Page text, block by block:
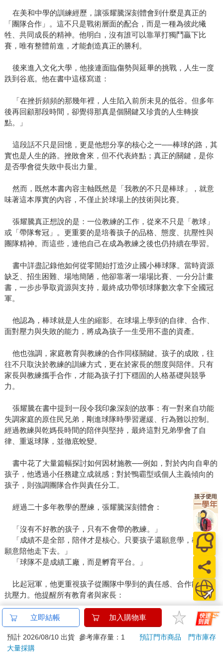
在美和中學的訓練經歷，讓張耀騰深刻體會到什麼是真正的
「團隊合作」。這不只是戰術層面的配合，而是一種為彼此犧
牲、共同成長的精神。他明白，沒有誰可以靠單打獨鬥贏下比
賽，唯有整體前進，才能創造真正的勝利。
後來進入文化大學，他接連面臨傷勢與延畢的挑戰，人生一度
跌到谷底。他在書中這樣寫道：
「在挫折頻頻的那幾年裡，人生陷入前所未見的低谷。但多年
後再回顧那段時間，卻覺得那真是個關鍵又珍貴的人生轉捩
點。」
這段話不只是回憶，更是他想分享的核心之一──棒球的路，其
實也是人生的路。挫敗會來，但不代表終點；真正的關鍵，是你
是否學會從失敗中長出力量。
然而，既然本書內容主軸既然是「我教的不只是棒球」，就意
味著這本厚實的內容，不僅止於球場上的技術與比賽。
張耀騰真正想說的是：一位教練的工作，從來不只是「教球」
或「帶隊奪冠」。更重要的是培養孩子的品格、態度、抗壓性與
團隊精神。而這些，連他自己在成為教練之後也仍持續在學習。
書中詳盡記錄他如何從零開始打造汐止國小棒球隊。當時資源
缺乏、招生困難、場地簡陋，他卻靠著一場場比賽、一分分計畫
書，一步步爭取資源與支持，最終成功帶領球隊數次拿下全國冠
軍。
他認為，棒球就是人生的縮影。在球場上學到的自律、合作、
面對壓力與失敗的能力，將成為孩子一生受用不盡的資產。
他也強調，家庭教育與教練的合作同樣關鍵。孩子的成敗，往
往不只取決於教練的訓練方式，更在於家長的態度與陪伴。只有
家長與教練攜手合作，才能為孩子打下穩固的人格基礎與競爭
力。
張耀騰在書中提到一段令我印象深刻的故事：有一對來自功能
失調家庭的原住民兄弟，剛進球隊時學習遲緩、行為難以控制。
經過教練與乾媽長時間的陪伴與堅持，最終這對兄弟學會了自
律、重返球隊，並徹底蛻變。
書中花了大量篇幅探討如何因材施教──例如，對於內向自卑的
孩子，他透過小任務建立成就感；對於鴨霸型或個人主義傾向的
孩子，則強調團隊合作與責任分工。
經過二十多年教學的歷練，張耀騰深刻體會：
「沒有不好教的孩子，只有不會帶的教練。」
「成績不是全部，陪伴才是核心。只要孩子還願意學，教練就
願意陪他走下去。」
「球隊不是成績工廠，而是孵育平台。」
比起冠軍，他更重視孩子從團隊中學到的責任感、合作能力與
抗壓力。他提醒所有教育者與家長：
「每個孩子都是璞玉，只要用心觀察、陪伴與雕琢，都能發
光。」
「真正決定一名選手未來成敗的，往往不是身手高低，而是面
對困境與誘惑時的心態與選擇。」
立即結帳 加入購物車
預計 2026/08/10 出貨 參考庫存量：1 預訂門市商品
門市庫存
大量採購